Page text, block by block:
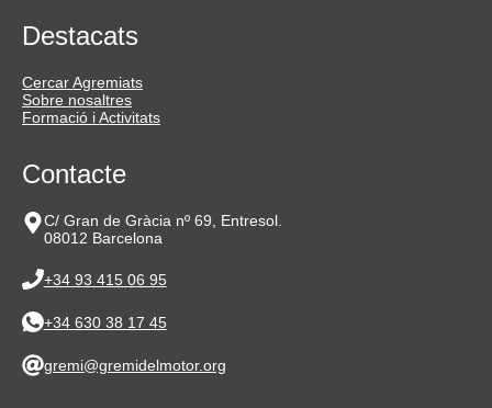
Destacats
Cercar Agremiats
Sobre nosaltres
Formació i Activitats
Contacte
C/ Gran de Gràcia nº 69, Entresol.
08012 Barcelona
+34 93 415 06 95
+34 630 38 17 45
gremi@gremidelmotor.org